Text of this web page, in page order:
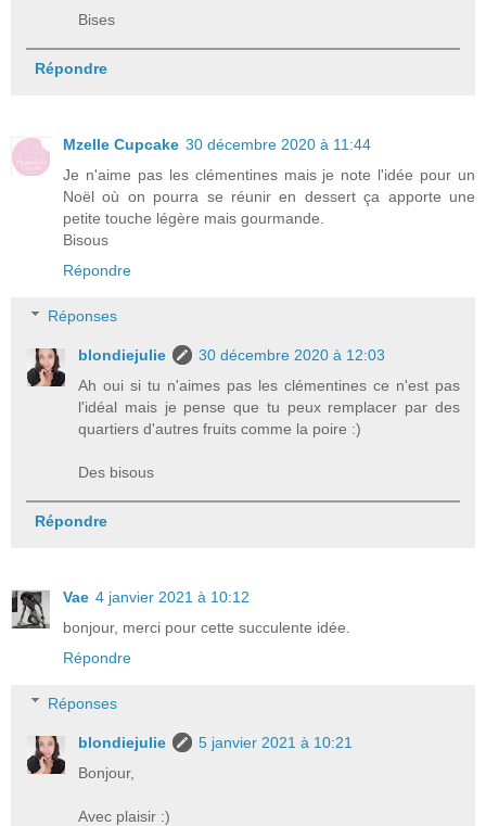
Bises
Répondre
Mzelle Cupcake 30 décembre 2020 à 11:44
Je n'aime pas les clémentines mais je note l'idée pour un
Noël où on pourra se réunir en dessert ça apporte une
petite touche légère mais gourmande.
Bisous
Répondre
Réponses
blondiejulie
30 décembre 2020 à 12:03
Ah oui si tu n'aimes pas les clémentines ce n'est pas
l'idéal mais je pense que tu peux remplacer par des
quartiers d'autres fruits comme la poire :)
Des bisous
Répondre
Vae 4 janvier 2021 à 10:12
bonjour, merci pour cette succulente idée.
Répondre
Réponses
blondiejulie
5 janvier 2021 à 10:21
Bonjour,
Avec plaisir :)